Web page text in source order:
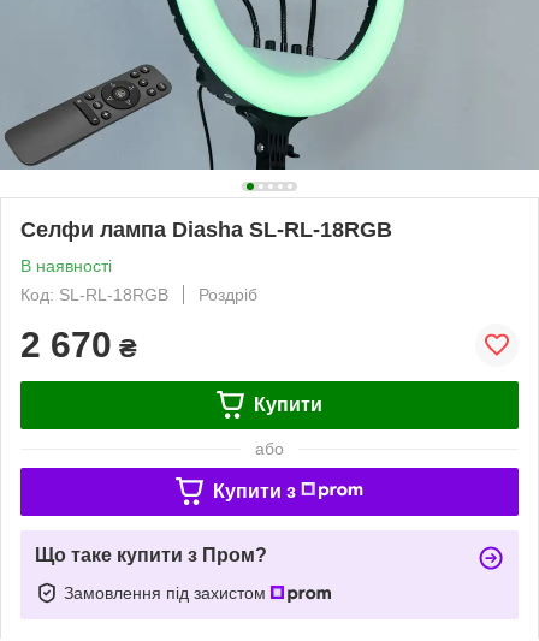
Селфи лампа Diasha SL-RL-18RGB
В наявності
Код: SL-RL-18RGB
Роздріб
2 670 ₴
Купити
або
Купити з
Що таке купити з Пром?
Замовлення під захистом